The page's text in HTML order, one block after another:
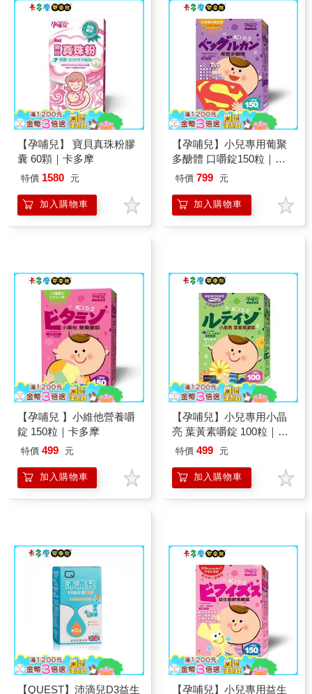
【孕哺兒】 寶貝真珠粉膠
囊 60顆｜卡多摩
特價 1580 元
加入購物車
【孕哺兒】小兒專用葡聚
多醣體 口嚼錠150粒｜卡
多摩
特價 799 元
加入購物車
【孕哺兒 】小維他營養嚼
錠 150粒｜卡多摩
特價 499 元
加入購物車
【孕哺兒】小兒專用小晶
亮 葉黃素嚼錠 100粒｜卡
多摩
特價 499 元
加入購物車
【QUEST】沛滴兒D3益生
【孕哺兒】小兒專用益生